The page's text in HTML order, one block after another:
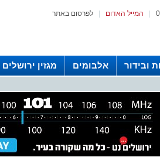
לפרסום באתר המייל האדום
ובידור אלבומים מגזין ירושלים